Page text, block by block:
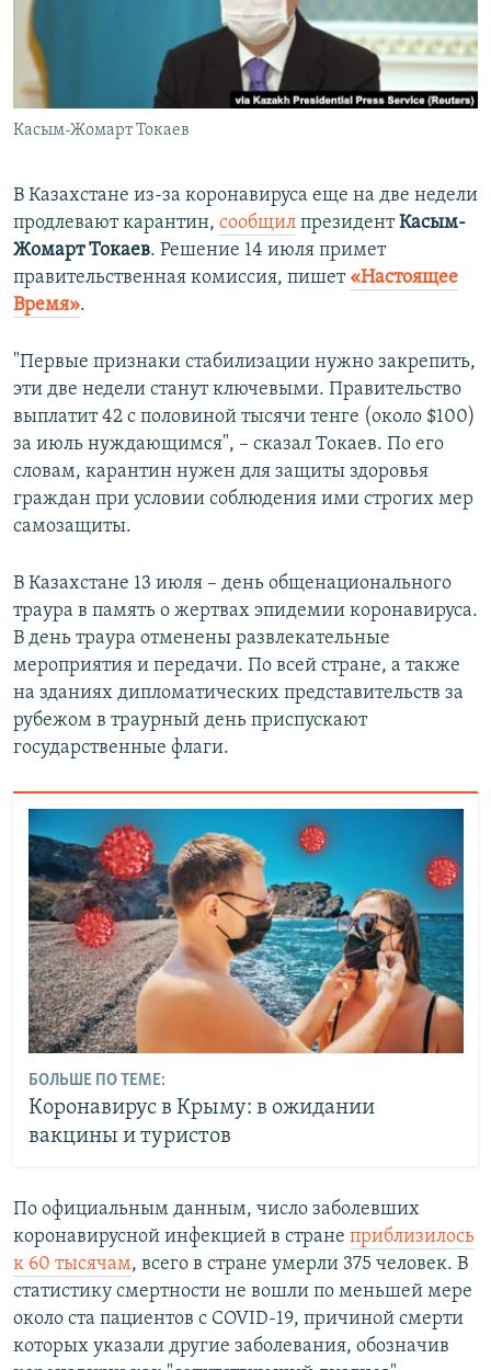
КРЫМ.НЕПОКОРЕННЫЙ
ELIFBE
УКРАИНСКАЯ ПРОБЛЕМА КРЫМА
ПРИСОЕДИНЯЙТЕСЬ!
Касым-Жомарт Токаев
В Казахстане из-за коронавируса еще на две недели
продлевают карантин, сообщил президентКасым-
Жомарт Токаев. Решение 14 июля примет
правительственная комиссия, пишет «Настоящее
Время».
"Первые признаки стабилизации нужно закрепить,
эти две недели станут ключевыми. Правительство
выплатит 42 с половиной тысячи тенге (около $100)
за июль нуждающимся", – сказал Токаев. По его
словам, карантин нужен для защиты здоровья
граждан при условии соблюдения ими строгих мер
самозащиты.
В Казахстане 13 июля – день общенационального
траура в память о жертвах эпидемии коронавируса.
В день траура отменены развлекательные
мероприятия и передачи. По всей стране, а также
на зданиях дипломатических представительств за
рубежом в траурный день приспускают
государственные флаги.
БОЛЬШЕ ПО ТЕМЕ:
Коронавирус в Крыму: в ожидании
вакцины и туристов
По официальным данным, число заболевших
коронавирусной инфекцией в стране приблизилось
к 60 тысячам, всего в стране умерли 375 человек. В
статистику смертности не вошли по меньшей мере
около ста пациентов с COVID-19, причиной смерти
которых указали другие заболевания, обозначив